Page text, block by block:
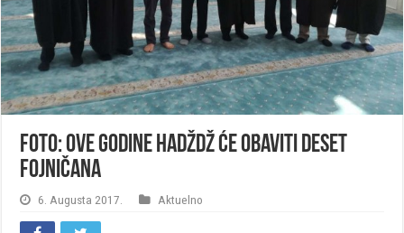
FOTO: Ove godine hadždž će obaviti deset
Fojničana
6. Augusta 2017. Aktuelno